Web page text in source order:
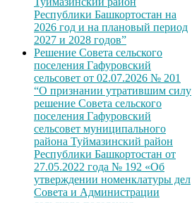
Республики Башкортостан на
2026 год и на плановый период
2027 и 2028 годов”
Решение Совета сельского
поселения Гафуровский
сельсовет от 02.07.2026 № 201
“О признании утратившим силу
решение Совета сельского
поселения Гафуровский
сельсовет муниципального
района Туймазинский район
Республики Башкортостан от
27.05.2022 года № 192 «Об
утверждении номенклатуры дел
Совета и Администрации